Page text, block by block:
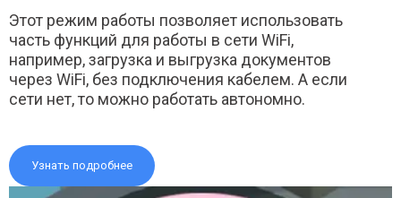
Этот режим работы позволяет использовать
часть функций для работы в сети WiFi,
например, загрузка и выгрузка документов
через WiFi, без подключения кабелем. А если
сети нет, то можно работать автономно.
Узнать подробнее